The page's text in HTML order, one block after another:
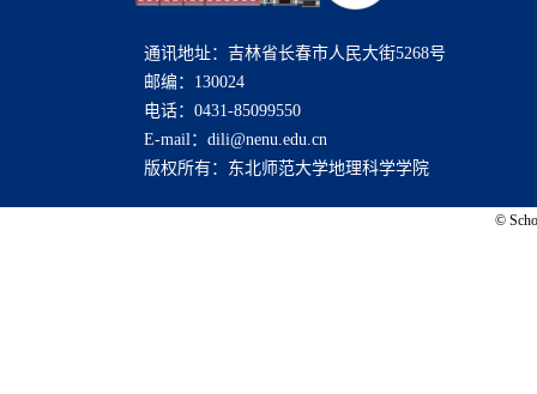
通讯地址：吉林省长春市人民大街5268号
邮编：130024
电话：0431-85099550
E-mail：dili@nenu.edu.cn
版权所有：东北师范大学地理科学学院
©